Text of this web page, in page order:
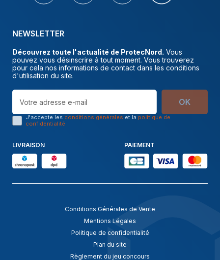
NEWSLETTER
Découvrez toute l'actualité de ProtecNord. Vous
pouvez vous désinscrire à tout moment. Vous trouverez
pour cela nos informations de contact dans les conditions
d'utilisation du site.
OK
J'accepte les conditions générales et la politique de
confidentialité
LIVRAISON PAIEMENT
Conditions Générales de Vente
Mentions Légales
Politique de confidentialité
Plan du site
Règlement du jeu concours